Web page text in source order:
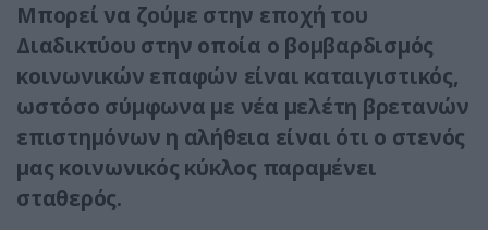
Μπορεί να ζούμε στην εποχή του
Διαδικτύου στην οποία ο βομβαρδισμός
κοινωνικών επαφών είναι καταιγιστικός,
ωστόσο σύμφωνα με νέα μελέτη βρετανών
επιστημόνων η αλήθεια είναι ότι ο στενός
μας κοινωνικός κύκλος παραμένει
σταθερός.